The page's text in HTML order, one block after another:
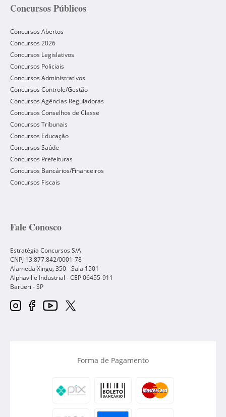
Concursos Públicos
Concursos Abertos
Concursos 2026
Concursos Legislativos
Concursos Policiais
Concursos Administrativos
Concursos Controle/Gestão
Concursos Agências Reguladoras
Concursos Conselhos de Classe
Concursos Tribunais
Concursos Educação
Concursos Saúde
Concursos Prefeituras
Concursos Bancários/Financeiros
Concursos Fiscais
Fale Conosco
Estratégia Concursos S/A
CNPJ 13.877.842/0001-78
Alameda Xingu, 350 - Sala 1501
Alphaville Industrial - CEP06455-911
Barueri -SP
Forma de Pagamento